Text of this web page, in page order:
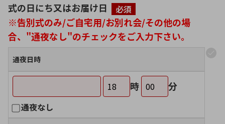
式の日にち又はお届け日
必須
※告別式のみ/ご自宅用/お別れ会/その他の場
合、"通夜なし"のチェックをご入力下さい。
通夜日時
時 分
通夜なし